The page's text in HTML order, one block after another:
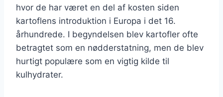
hvor de har været en del af kosten siden
kartoflens introduktion i Europa i det 16.
århundrede. I begyndelsen blev kartofler ofte
betragtet som en nødderstatning, men de blev
hurtigt populære som en vigtig kilde til
kulhydrater.